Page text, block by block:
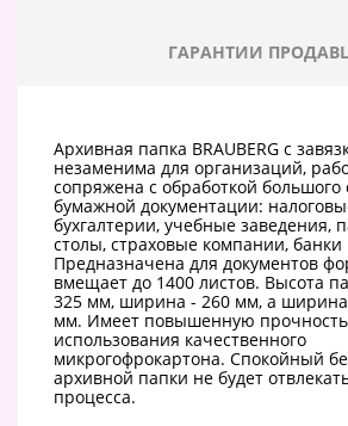
ГАРАНТИИ
Архивная папка BRAUBERG с
незаменима для организаций,
сопряжена с обработкой большого
бумажной документации:
бухгалтерии, учебные заведения,
столы, страховые компании, банки
Предназначена для документов
вмещает до 1400 листов. Высота
325 мм, ширина - 260 мм, а
мм. Имеет повышенную прочность
использования качественного
микрогофрокартона. Спокойный
архивной папки не будет
процесса.